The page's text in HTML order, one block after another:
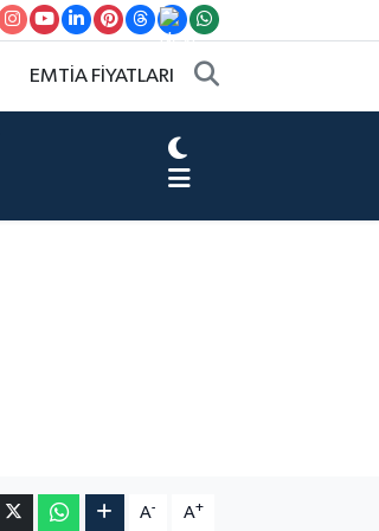
EMTİA FİYATLARI
A- A+